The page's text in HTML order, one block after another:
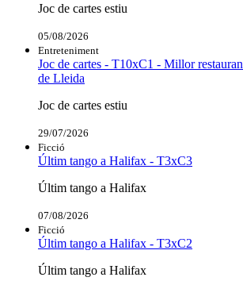
Joc de cartes estiu
05/08/2026
Entreteniment
Joc de cartes - T10xC1 - Millor
de Lleida
Joc de cartes estiu
29/07/2026
Ficció
Últim tango a Halifax - T3xC3
Últim tango a Halifax
07/08/2026
Ficció
Últim tango a Halifax - T3xC2
Últim tango a Halifax